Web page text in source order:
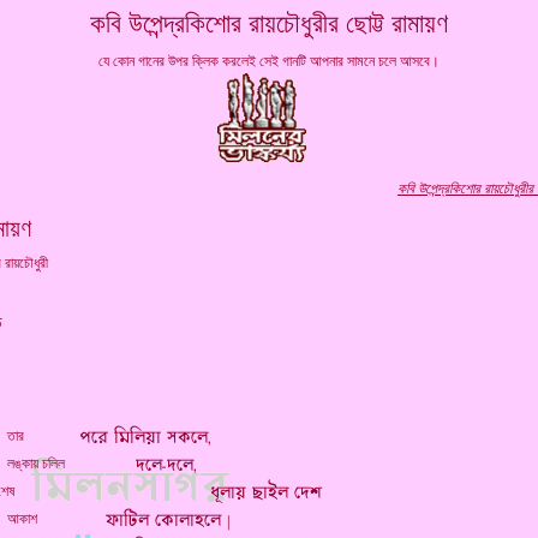
চলিল
হয় শেষ
কবি উপেন্দ্রকিশোর রায়চৌধুরীর ছোট্ট রামায়ণ
যে কোন গানের উপর ক্লিক করলেই সেই গানটি আপনার সামনে চলে আসবে।
কবি উপেন্দ্রকিশোর রায়চৌধুরীর